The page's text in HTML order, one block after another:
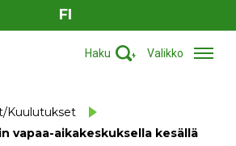
FI
Haku Valikko
Kuulutukset
vapaa-aikakeskuksella kesällä